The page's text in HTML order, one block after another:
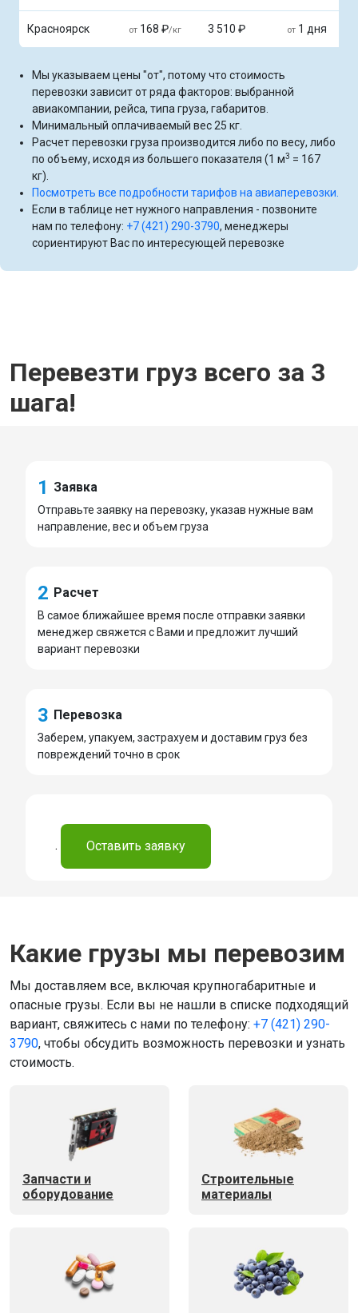
Красноярск от 168 ₽/кг 3 510 ₽ от 1 дня
Мы указываем цены "от", потому что стоимость
перевозки зависит от ряда факторов: выбранной
авиакомпании, рейса, типа груза, габаритов.
Минимальный оплачиваемый вес 25 кг.
Расчет перевозки груза производится либо по весу, либо
по объему, исходя из большего показателя (1 м3 = 167
кг).
Посмотреть все подробности тарифов на авиаперевозки.
Если в таблице нет нужного направления - позвоните
нам по телефону: +7 (421) 290-3790, менеджеры
сориентируют Вас по интересующей перевозке
Перевезти груз всего за 3
шага!
1 Заявка
Отправьте заявку на перевозку, указав нужные вам
направление, вес и объем груза
2 Расчет
В самое ближайшее время после отправки заявки
менеджер свяжется с Вами и предложит лучший
вариант перевозки
3 Перевозка
Заберем, упакуем, застрахуем и доставим груз без
повреждений точно в срок
. Оставить заявку
Какие грузы мы перевозим
Мы доставляем все, включая крупногабаритные и
опасные грузы. Если вы не нашли в списке подходящий
вариант, свяжитесь с нами по телефону: +7 (421) 290-
3790, чтобы обсудить возможность перевозки и узнать
стоимость.
Запчасти и
оборудование
Строительные
материалы